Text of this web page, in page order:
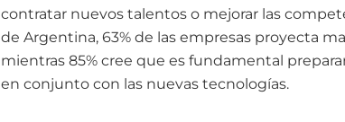
contratar nuevos talentos o mejorar las
de Argentina, 63% de las empresas proyecta
mientras 85% cree que es fundamental
en conjunto con las nuevas tecnologías.